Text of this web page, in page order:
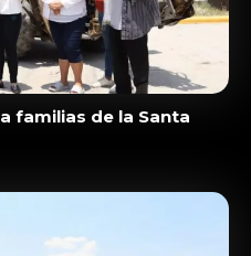
familias de la Santa